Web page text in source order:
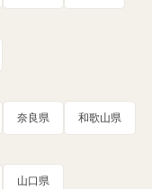
奈良県 和歌山県
山口県